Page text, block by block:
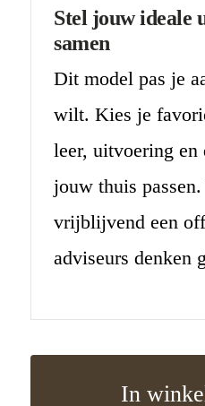
Stel jouw ideale
samen
Dit model pas je
wilt. Kies je
leer, uitvoering
jouw thuis
vrijblijvend een
adviseurs denken
In